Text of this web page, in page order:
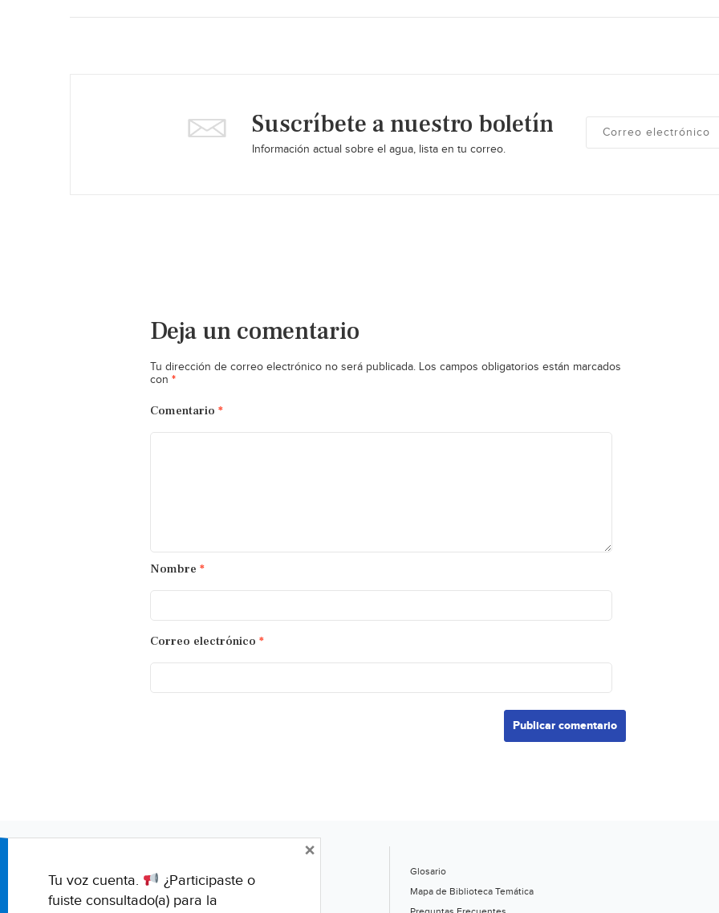
Suscríbete a nuestro boletín
Información actual sobre el agua, lista en tu correo.
Deja un comentario
Tu dirección de correo electrónico no será publicada. Los campos obligatorios están marcados
con *
Comentario *
Nombre *
Correo electrónico *
Glosario
Mapa de Biblioteca Temática
Tu voz cuenta.
¿Participaste o
fuiste consultado(a) para la
×